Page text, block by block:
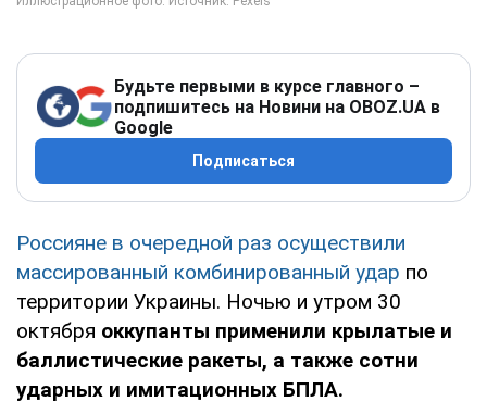
Будьте первыми в курсе главного –
подпишитесь на Новини на OBOZ.UA в
Google
Подписаться
Россияне в очередной раз осуществили
массированный комбинированный удар по
территории Украины. Ночью и утром 30
октября оккупанты применили крылатые и
баллистические ракеты, а также сотни
ударных и имитационных БПЛА.